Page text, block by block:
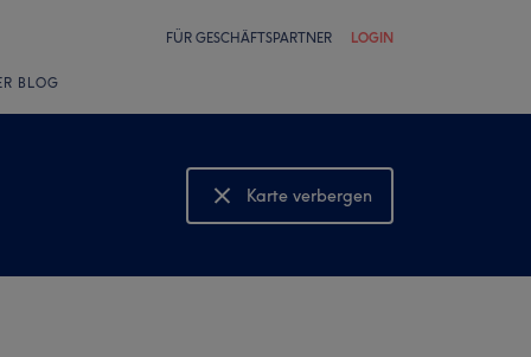
FÜR GESCHÄFTSPARTNER LOGIN
BLOG
Karte verbergen
Karte anzeigen